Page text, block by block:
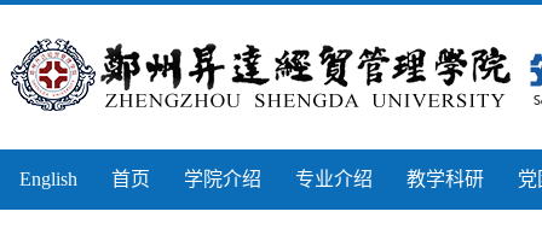
English 首页 学院介绍 专业介绍 教学科研 党